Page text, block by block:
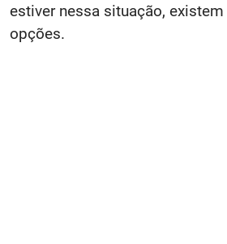
estiver nessa situação,
opções.